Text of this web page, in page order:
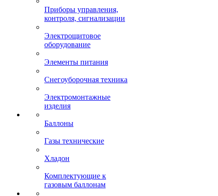
Приборы управления,
контроля, сигнализации
Электрощитовое
оборудование
Элементы питания
Снегоуборочная техника
Электромонтажные
изделия
Баллоны
Газы технические
Хладон
Комплектующие к
газовым баллонам